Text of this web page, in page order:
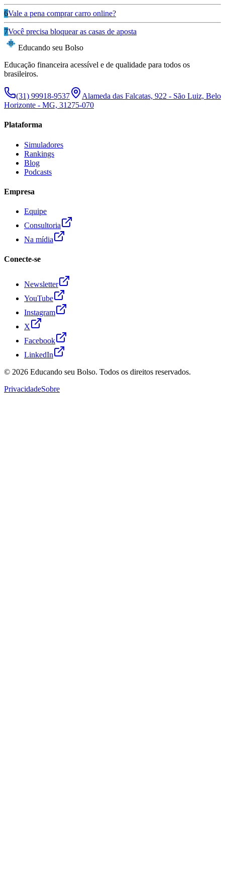
6Vale a pena comprar carro online?
7Você precisa bloquear as casas de aposta
Educando seu Bolso
Educação financeira acessível e de qualidade para todos os
brasileiros.
(31) 99918-9537
Alameda das Falcatas, 922 - São Luiz, Belo
Horizonte - MG, 31275-070
Plataforma
Simuladores
Rankings
Blog
Podcasts
Empresa
Equipe
Consultoria
Na mídia
Conecte-se
Newsletter
YouTube
Instagram
X
Facebook
LinkedIn
© 2026 Educando seu Bolso. Todos os direitos reservados.
PrivacidadeSobre